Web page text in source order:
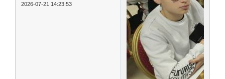
2026-07-21 14:23:53